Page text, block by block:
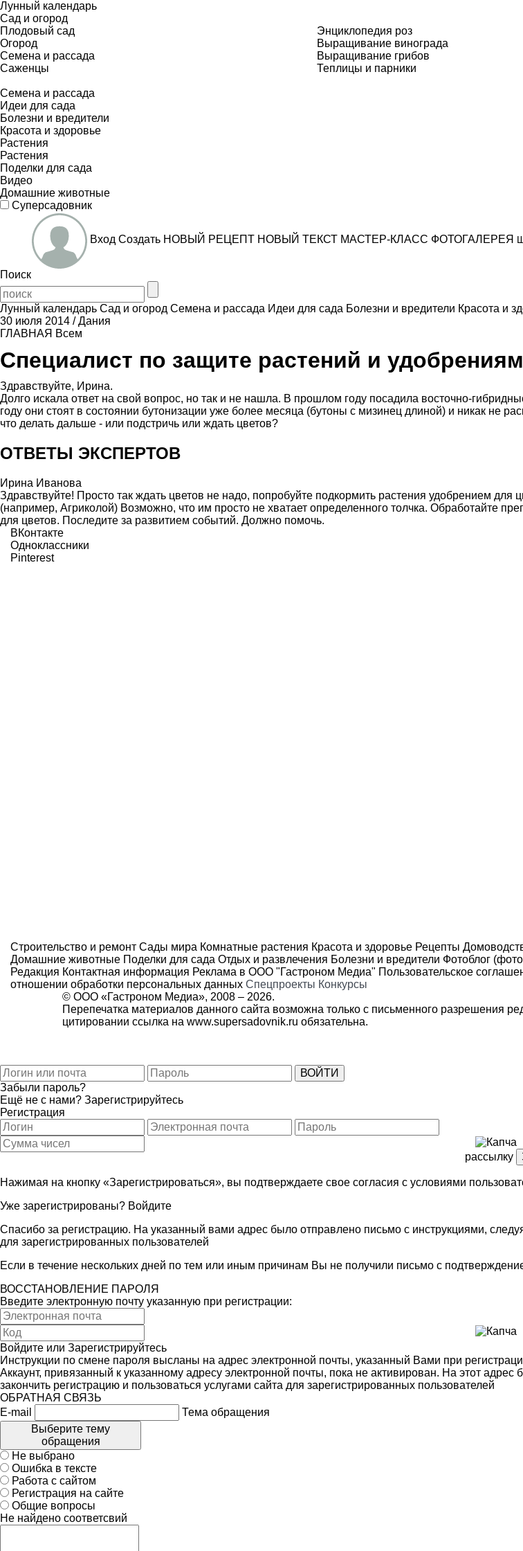
Лунный календарь
Сад и огород
Плодовый сад
Огород
Семена и рассада
Саженцы
Энциклопедия роз
Выращивание винограда
Выращивание грибов
Теплицы и парники
Семена и рассада
Идеи для сада
Болезни и вредители
Красота и здоровье
Растения
Растения
Поделки для сада
Видео
Домашние животные
Суперсадовник
Вход Создать НОВЫЙ РЕЦЕПТ НОВЫЙ ТЕКСТ МАСТЕР-КЛАСС ФОТОГАЛЕРЕЯ
Поиск
Лунный календарь Сад и огород Семена и рассада Идеи для сада Болезни и вредители Красота и
30 июля 2014 /Дания
ГЛАВНАЯ Всем
Специалист по защите растений и удобрениям
Здравствуйте, Ирина.
Долго искала ответ на свой вопрос, но так и не нашла. В прошлом году посадила восточно-
году они стоят в состоянии бутонизации уже более месяца (бутоны с мизинец длиной) и никак не
что делать дальше - или подстричь или ждать цветов?
ОТВЕТЫ ЭКСПЕРТОВ
Ирина Иванова
Здравствуйте! Просто так ждать цветов не надо, попробуйте подкормить растения удобрением для
(например, Агриколой) Возможно, что им просто не хватает определенного толчка. Обработайте
для цветов. Последите за развитием событий. Должно помочь.
ВКонтакте
Одноклассники
Pinterest
Строительство и ремонт Сады мира Комнатные растения Красота и здоровье Рецепты
Домашние животные Поделки для сада Отдых и развлечения Болезни и вредители Фотоблог
Редакция Контактная информация Реклама в ООО "Гастроном Медиа" Пользовательское
отношении обработки персональных данных Спецпроекты Конкурсы
© ООО «Гастроном Медиа», 2008 – 2026.
Перепечатка материалов данного сайта возможна только с письменного разрешения
цитировании ссылка на www.supersadovnik.ru обязательна.
Забыли пароль?
Ещё не с нами? Зарегистрируйтесь
Регистрация
рассылку
Нажимая на кнопку «Зарегистрироваться», вы подтверждаете свое согласия с условиями
Уже зарегистрированы? Войдите
Спасибо за регистрацию. На указанный вами адрес было отправлено письмо с инструкциями,
для зарегистрированных пользователей
Если в течение нескольких дней по тем или иным причинам Вы не получили письмо с
ВОССТАНОВЛЕНИЕ ПАРОЛЯ
Введите электронную почту указанную при регистрации:
Войдите или Зарегистрируйтесь
Инструкции по смене пароля высланы на адрес электронной почты, указанный Вами при
Аккаунт, привязанный к указанному адресу электронной почты, пока не активирован. На этот
закончить регистрацию и пользоваться услугами сайта для зарегистрированных пользователей
ОБРАТНАЯ СВЯЗЬ
E-mail
Тема обращения
Выберите тему
обращения
Не выбрано
Ошибка в тексте
Работа с сайтом
Регистрация на сайте
Общие вопросы
Не найдено соответсвий